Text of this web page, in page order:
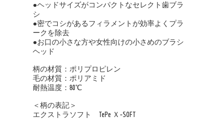
●ヘッドサイズがコンパクトなセレクト歯ブラ
シ
●密でコシがあるフィラメントが効率よくプラ
ークを除去
●お口の小さな方や女性向けの小さめのブラシ
ヘッド
柄の材質：ポリプロピレン
毛の材質：ポリアミド
耐熱温度：80℃
＜柄の表記＞
エクストラソフト TePe Ｘ-SOFT